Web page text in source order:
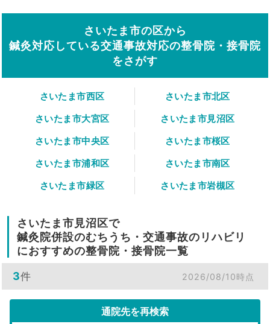
さいたま市の区から
鍼灸対応している交通事故対応の整骨院・接骨院
をさがす
さいたま市西区
さいたま市北区
さいたま市大宮区
さいたま市見沼区
さいたま市中央区
さいたま市桜区
さいたま市浦和区
さいたま市南区
さいたま市緑区
さいたま市岩槻区
さいたま市見沼区で
鍼灸院併設のむちうち・交通事故のリハビリ
におすすめの整骨院・接骨院一覧
3件 2026/08/10時点
通院先を再検索